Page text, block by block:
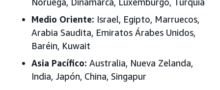
Medio Oriente: Israel, Egipto, Marruecos,
Arabia Saudita, Emiratos Árabes Unidos,
Baréin, Kuwait
Asia Pacífico: Australia, Nueva Zelanda,
India, Japón, China, Singapur